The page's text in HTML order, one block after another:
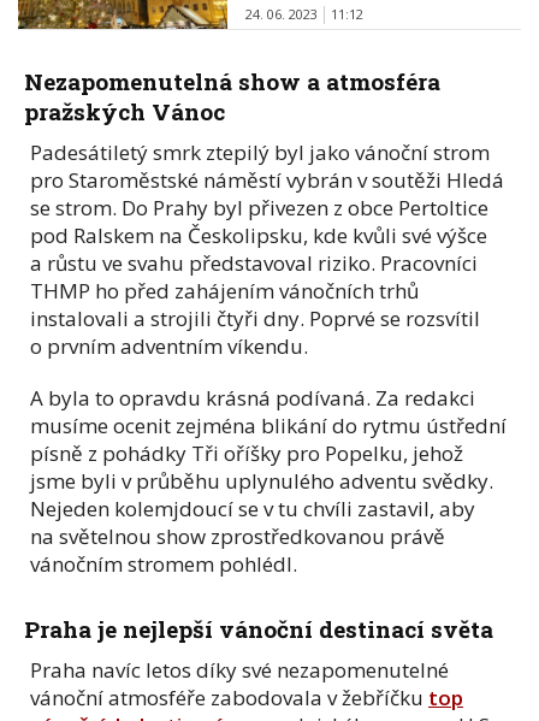
24. 06. 2023 11:12
Nezapomenutelná show a atmosféra
pražských Vánoc
Padesátiletý smrk ztepilý byl jako vánoční strom
pro Staroměstské náměstí vybrán v soutěži Hledá
se strom. Do Prahy byl přivezen z obce Pertoltice
pod Ralskem na Českolipsku, kde kvůli své výšce
a růstu ve svahu představoval riziko. Pracovníci
THMP ho před zahájením vánočních trhů
instalovali a strojili čtyři dny. Poprvé se rozsvítil
o prvním adventním víkendu.
A byla to opravdu krásná podívaná. Za redakci
musíme ocenit zejména blikání do rytmu ústřední
písně z pohádky Tři oříšky pro Popelku, jehož
jsme byli v průběhu uplynulého adventu svědky.
Nejeden kolemjdoucí se v tu chvíli zastavil, aby
na světelnou show zprostředkovanou právě
vánočním stromem pohlédl.
Praha je nejlepší vánoční destinací světa
Praha navíc letos díky své nezapomenutelné
vánoční atmosféře zabodovala v žebříčku top